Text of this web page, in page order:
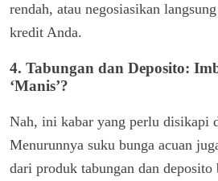
rendah, atau negosiasikan
kredit Anda.
4. Tabungan dan Deposito:
‘Manis’?
Nah, ini kabar yang perlu disikapi
Menurunnya suku bunga acuan
dari produk tabungan dan deposito